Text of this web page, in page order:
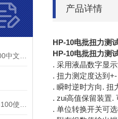
产品详情
HP-10电批扭力测
HP-10电批扭力测
. 采用液晶数字显
. 扭力测定度达到
. 瞬时逆时方向. 扭
. zui高值保留装置.
. 单位转换开关可